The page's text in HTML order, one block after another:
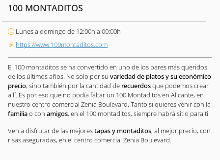
100 MONTADITOS
Lunes a domingo de 12:00h a 00:00h
https://www.100montaditos.com
El 100 montaditos se ha convertido en uno de los bares más queridos
de los últimos años. No solo por su variedad de platos y su económico
precio, sino también por la cantidad de recuerdosque podemos crear
allí. Es por eso que no podía faltar un 100 Montaditos en Alicante, en
nuestro centro comercial Zenia Boulevard. Tanto si quieres venir con la
familiao con amigos, en el 100 montaditos, siempre habrá sitio para ti.
Ven a disfrutar de las mejorestapas y montaditos, al mejor precio, con
risas aseguradas, en el centro comercial Zenia Boulevard.